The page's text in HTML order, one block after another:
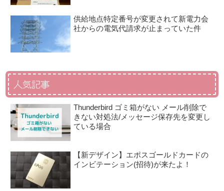
供給地点特定番号が変更されて新電力会
社からの電気代請求が止まっていた件
人気記事
Thunderbird ゴミ箱がない メール削除で
きない対処法/メッセージ保存先を変更し
ている場合
【新デザイン】エポスゴールドカードの
インビテーション(招待)が来たよ！